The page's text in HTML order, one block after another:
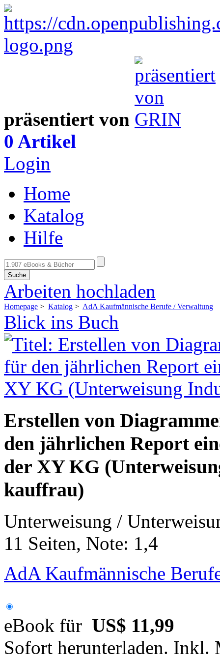
präsentiert von
0 Artikel
Login
Home
Katalog
Hilfe
Suche
Arbeiten hochladen
Homepage > Katalog > AdA Kaufmännische Berufe / Verwaltung
Blick ins Buch
Erstellen von
den jährlichen Report
der XY KG
kauffrau)
Unterweisung /
11 Seiten, Note: 1,4
AdA Kaufmännische
eBook für US$ 11,99
Sofort herunterladen. Inkl.